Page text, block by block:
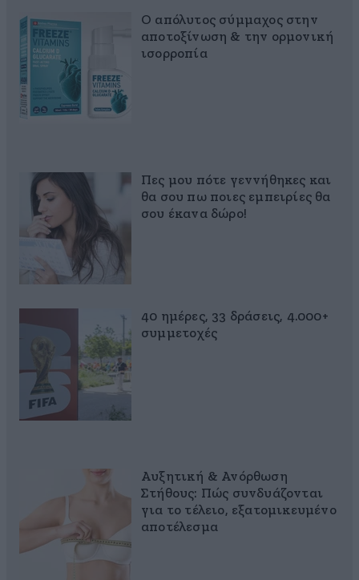
Ο απόλυτος σύμμαχος στην
αποτοξίνωση & την ορμονική
ισορροπία
Πες μου πότε γεννήθηκες και
θα σου πω ποιες εμπειρίες θα
σου έκανα δώρο!
40 ημέρες, 33 δράσεις, 4.000+
συμμετοχές
Αυξητική & Ανόρθωση
Στήθους: Πώς συνδυάζονται
για το τέλειο, εξατομικευμένο
αποτέλεσμα